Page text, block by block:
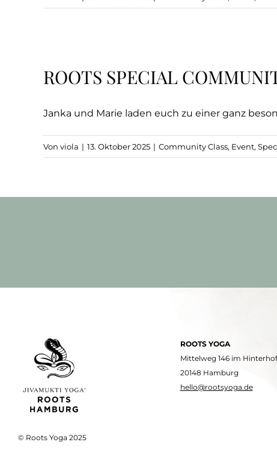
ROOTS SPECIAL
Janka und Marie laden euch zu einer ganz
Von viola | 13. Oktober 2025 | Community Class, Event,
© Roots Yoga 2025
ROOTS YOGA
Mittelweg 146 im Hinterhof
20148 Hamburg
hello@rootsyoga.de